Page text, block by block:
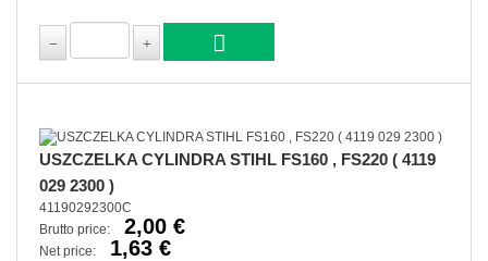
USZCZELKA CYLINDRA STIHL FS160 , FS220 ( 4119
029 2300 )
41190292300C
Brutto price:
2,00 €
Net price: 1,63 €